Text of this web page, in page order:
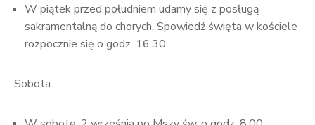
W piątek przed południem udamy się z posługą
sakramentalną do chorych. Spowiedź święta w kościele
rozpocznie się o godz. 16.30.
Sobota